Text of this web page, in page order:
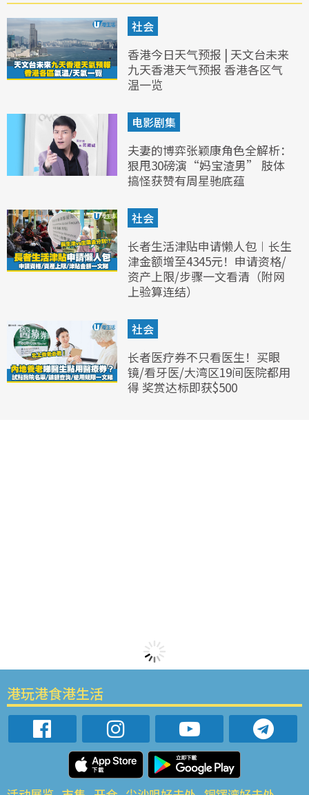
社会
香港今日天气预报 | 天文台未来
九天香港天气预报 香港各区气
温一览
电影剧集
夫妻的博弈张颖康角色全解析：
狠甩30磅演“妈宝渣男” 肢体
搞怪获赞有周星驰底蕴
社会
长者生活津贴申请懒人包︱长生
津金额增至4345元！申请资格/
资产上限/步骤一文看清（附网
上验算连结）
社会
长者医疗券不只看医生！买眼
镜/看牙医/大湾区19间医院都用
得 奖赏达标即获$500
港玩港食港生活